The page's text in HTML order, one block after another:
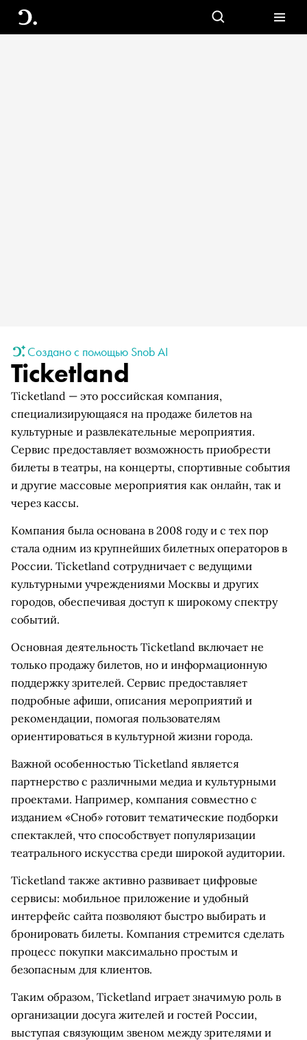
Создано с помощью Snob AI
Ticketland
Ticketland — это российская компания,
специализирующаяся на продаже билетов на
культурные и развлекательные мероприятия.
Сервис предоставляет возможность приобрести
билеты в театры, на концерты, спортивные события
и другие массовые мероприятия как онлайн, так и
через кассы.
Компания была основана в 2008 году и с тех пор
стала одним из крупнейших билетных операторов в
России. Ticketland сотрудничает с ведущими
культурными учреждениями Москвы и других
городов, обеспечивая доступ к широкому спектру
событий.
Основная деятельность Ticketland включает не
только продажу билетов, но и информационную
поддержку зрителей. Сервис предоставляет
подробные афиши, описания мероприятий и
рекомендации, помогая пользователям
ориентироваться в культурной жизни города.
Важной особенностью Ticketland является
партнерство с различными медиа и культурными
проектами. Например, компания совместно с
изданием «Сноб» готовит тематические подборки
спектаклей, что способствует популяризации
театрального искусства среди широкой аудитории.
Ticketland также активно развивает цифровые
сервисы: мобильное приложение и удобный
интерфейс сайта позволяют быстро выбирать и
бронировать билеты. Компания стремится сделать
процесс покупки максимально простым и
безопасным для клиентов.
Таким образом, Ticketland играет значимую роль в
организации досуга жителей и гостей России,
выступая связующим звеном между зрителями и